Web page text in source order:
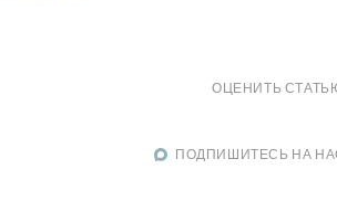
ОЦЕНИТЬ
ПОДПИШИТЕСЬ НА